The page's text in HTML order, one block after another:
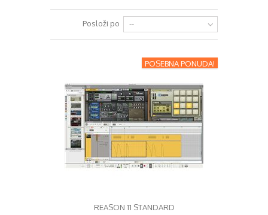
+
+
KLAVIJATURE
+
GITARE
BUBNJEVI
RASVJETA
SLUŠALICE
Posloži po --
POSEBNA PONUDA!
REASON 11 STANDARD